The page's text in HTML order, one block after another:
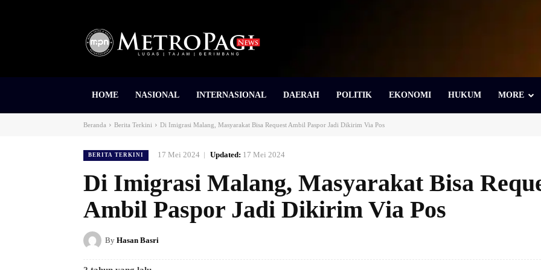
HOME NASIONAL INTERNASIONAL DAERAH POLITIK EKONOMI HUKUM MORE
Beranda Berita Terkini Di Imigrasi Malang, Masyarakat Bisa Request Ambil Paspor Jadi Dikirim Via Pos
BERITA TERKINI 17 Mei 2024 Updated: 17 Mei 2024
Di Imigrasi Malang, Masyarakat Bisa
Ambil Paspor Jadi Dikirim Via Pos
By Hasan Basri